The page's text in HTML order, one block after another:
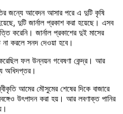
জন্যে আবেদন আসার পরে এ দুটি কৃষি
দুটি জার্নাল প্রকাশ করা হয়েছে। এসব
করেনি। জার্নাল প্রকাশের দুই মাসের
করলে সনদ দেওয়া হবে।
ফল উন্নয়ন গবেষণা কেন্দ্র। আর
অধিদপ্তর।
আমের মৌসুমের শেষের দিকে বাজারে
উৎপাদন করা হয়। আর লবণাক্ত পানির